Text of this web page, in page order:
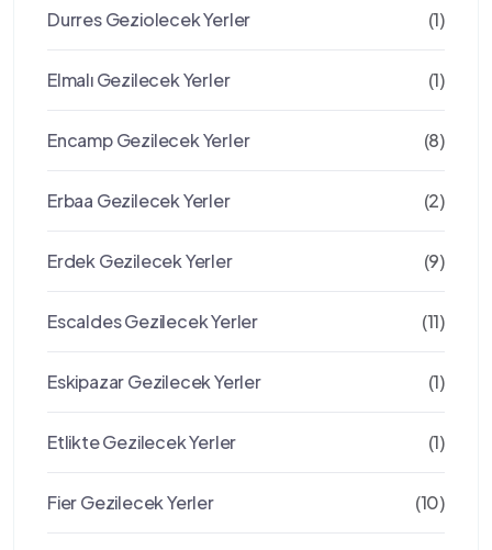
Durres Geziolecek Yerler (1)
Elmalı Gezilecek Yerler (1)
Encamp Gezilecek Yerler (8)
Erbaa Gezilecek Yerler (2)
Erdek Gezilecek Yerler (9)
Escaldes Gezilecek Yerler (11)
Eskipazar Gezilecek Yerler (1)
Etlikte Gezilecek Yerler (1)
Fier Gezilecek Yerler (10)